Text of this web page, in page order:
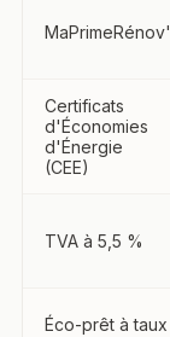
MaPrimeRénov'
Certificats
d'Économies
d'Énergie
(CEE)
TVA à 5,5 %
Éco-prêt à taux